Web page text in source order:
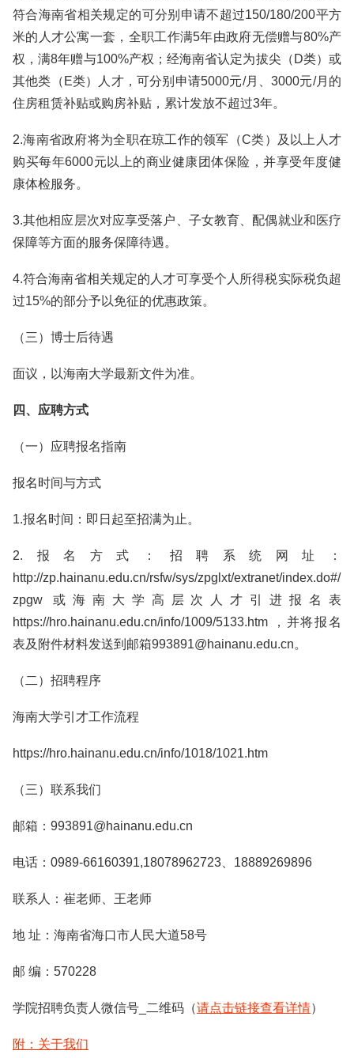
符合海南省相关规定的可分别申请不超过150/180/200平方
米的人才公寓一套，全职工作满5年由政府无偿赠与80%产
权，满8年赠与100%产权；经海南省认定为拔尖（D类）或
其他类（E类）人才，可分别申请5000元/月、3000元/月的
住房租赁补贴或购房补贴，累计发放不超过3年。
2.海南省政府将为全职在琼工作的领军（C类）及以上人才
购买每年6000元以上的商业健康团体保险，并享受年度健
康体检服务。
3.其他相应层次对应享受落户、子女教育、配偶就业和医疗
保障等方面的服务保障待遇。
4.符合海南省相关规定的人才可享受个人所得税实际税负超
过15%的部分予以免征的优惠政策。
（三）博士后待遇
面议，以海南大学最新文件为准。
四、应聘方式
（一）应聘报名指南
报名时间与方式
1.报名时间：即日起至招满为止。
2.报名方式：招聘系统网址：
http://zp.hainanu.edu.cn/rsfw/sys/zpglxt/extranet/index.do#/
zpgw 或海南大学高层次人才引进报名表
https://hro.hainanu.edu.cn/info/1009/5133.htm ，并将报名
表及附件材料发送到邮箱993891@hainanu.edu.cn。
（二）招聘程序
海南大学引才工作流程
https://hro.hainanu.edu.cn/info/1018/1021.htm
（三）联系我们
邮箱：993891@hainanu.edu.cn
电话：0989-66160391,18078962723、18889269896
联系人：崔老师、王老师
地 址：海南省海口市人民大道58号
邮 编：570228
学院招聘负责人微信号_二维码（请点击链接查看详情）
附：关于我们